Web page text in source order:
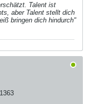
Talent ist
aber Talent stellt dich
bringen dich hindurch"